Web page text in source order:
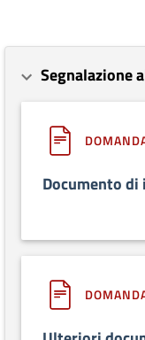
Segnalazione
Documento